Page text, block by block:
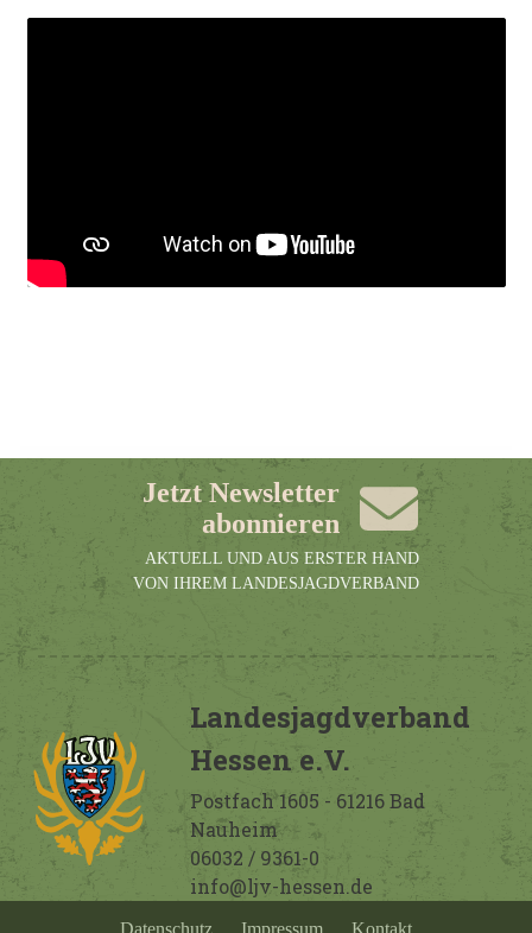
Jetzt Newsletter
abonnieren
AKTUELL UND AUS ERSTER HAND
VON IHREM LANDESJAGDVERBAND
Landesjagdverband
Hessen e.V.
Postfach 1605 - 61216 Bad
Nauheim
06032 / 9361-0
info@ljv-hessen.de